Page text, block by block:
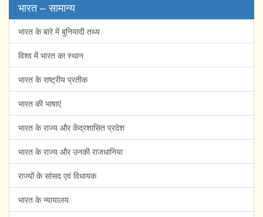
भारत – सामान्य
भारत के बारे में बुनियादी तथ्य
विश्व में भारत का स्थान
भारत के राष्ट्रीय प्रतीक
भारत की भाषाएं
भारत के राज्य और केंद्रशासित प्रदेश
भारत के राज्य और उनकी राजधानिया
राज्यों के सांसद एवं विधायक
भारत के न्यायालय